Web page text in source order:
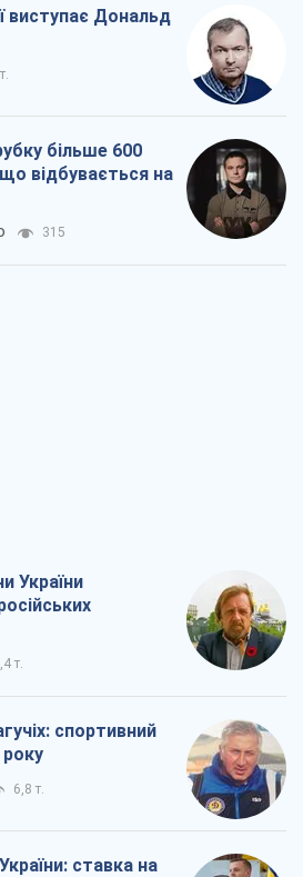
виступає Дональд
більше 600
відбувається на
315
України
т.
спортивний
року
6,8 т.
ставка на